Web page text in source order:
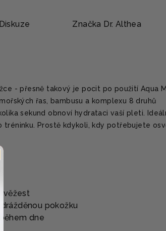
Diskuze Značka Dr. Althea
- přesně takový je pocit po použití Aqua
řas, bambusu a komplexu 8 druhů
sekund obnoví hydrataci vaší pleti.
Prostě kdykoli, kdy potřebujete
pokožku
dne